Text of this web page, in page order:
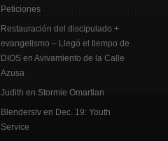
Peticiones
Restauración del discipulado +
evangelismo – Llegó el tiempo de
DIOS en Avivamiento de la Calle
Azusa
Judith en Stormie Omartian
Blenderslv en Dec. 19: Youth
Service